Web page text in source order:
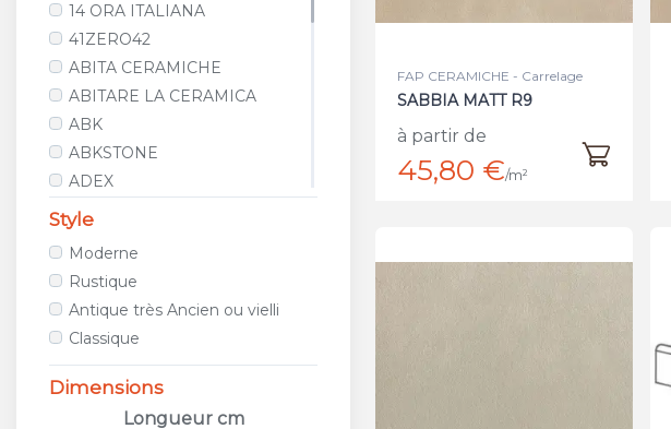
14 ORA ITALIANA
41ZERO42
ABITA CERAMICHE
ABITARE LA CERAMICA
ABK
ABKSTONE
ADEX
AGROB BUCHTAL
ALFALUX
ANTICA CERAMICA RUBIERA
APARICI
APAVISA
Style
Moderne
Rustique
Antique très Ancien ou vielli
Classique
Dimensions
Longueur cm
FAP CERAMICHE - Carrelage
SABBIA MATT R9
à partir de
45,80 €/m²